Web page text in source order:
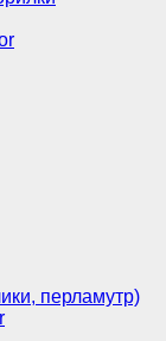
перламутр)